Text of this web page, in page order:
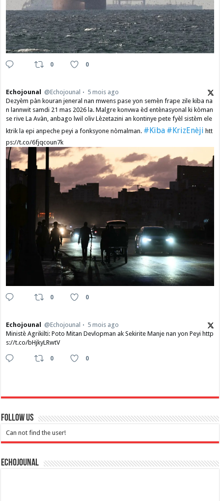
0 0
Echojounal @Echojounal
5 mois ago
Dezyèm pàn kouran jeneral nan mwens pase yon semèn frape zile kiba na
n lannwit samdi 21 mas 2026 la. Malgre konvwa èd entènasyonal ki kòman
se rive La Avàn, anbago lwil oliv Lèzetazini an kontinye pete fyèl sistèm ele
ktrik la epi anpeche peyi a fonksyone nòmalman. #Kiba #KrizEnèji htt
ps://t.co/6fjqcoun7k
0 0
Echojounal @Echojounal
5 mois ago
Ministè Agrikilti: Poto Mitan Devlopman ak Sekirite Manje nan yon Peyi http
s://t.co/bHjkyLRwtV
0 0
Follow Us
Can not find the user!
Echojounal